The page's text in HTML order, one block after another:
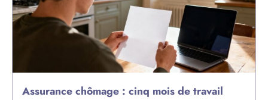
Assurance chômage : cinq mois de travail